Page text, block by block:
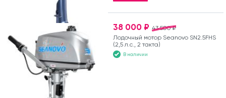
43 500 ₽
38 000 ₽
Лодочный мотор Seanovo SN2.5FHS
(2,5 л.с., 2 такта)
В наличии